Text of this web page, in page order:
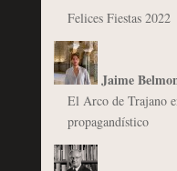
Felices Fiestas 2022
Jaime
El Arco de Trajano
propagandístico